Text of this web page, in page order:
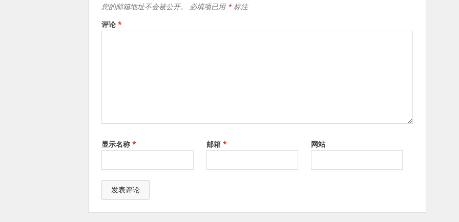
您的邮箱地址不会被公开。 必填项已用 *标注
评论 *
显示名称 * 邮箱 * 网站